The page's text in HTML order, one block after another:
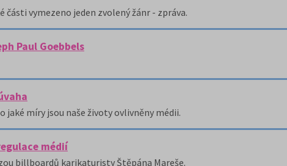
části vymezeno jeden zvolený žánr - zpráva.
Paul Goebbels
jaké míry jsou naše životy ovlivněny médii.
médií
billboardů karikaturisty Štěpána Mareše.